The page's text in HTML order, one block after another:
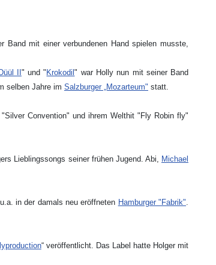
Band mit einer verbundenen Hand spielen musste,
II " und " Krokodil" war Holly nun mit seiner Band
selben Jahre im Salzburger „Mozarteum" statt.
Convention" und ihrem Welthit "Fly Robin fly"
Lieblingssongs seiner frühen Jugend. Abi, Michael
in der damals neu eröffneten Hamburger "Fabrik".
“ veröffentlicht. Das Label hatte Holger mit